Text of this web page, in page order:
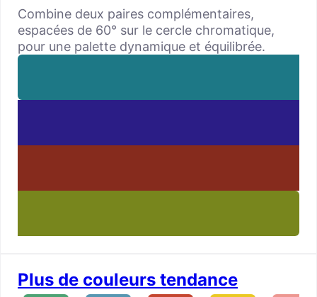
Combine deux paires complémentaires,
espacées de 60° sur le cercle chromatique,
pour une palette dynamique et équilibrée.
Plus de couleurs tendance